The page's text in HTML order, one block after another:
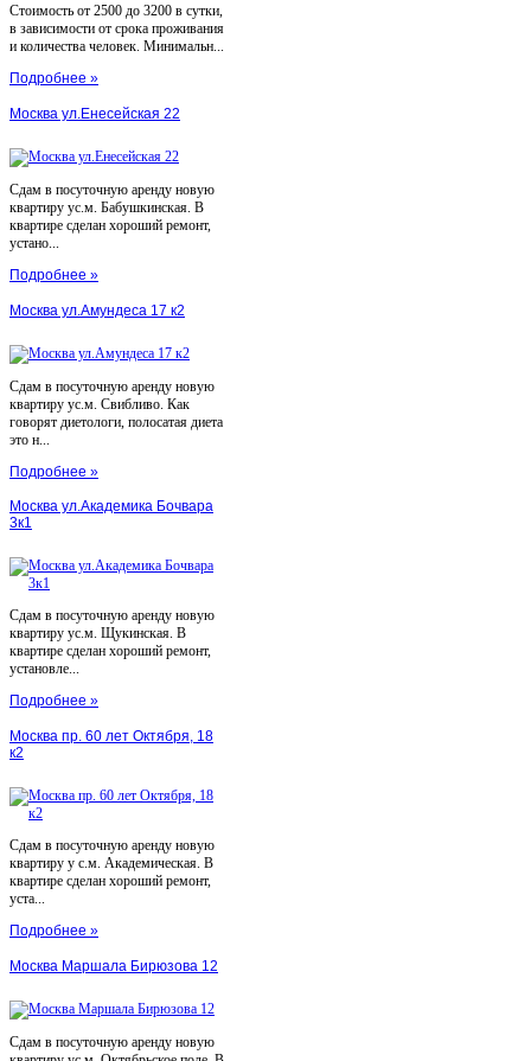
Стоимость от 2500 до 3200 в сутки,
в зависимости от срока проживания
и количества человек. Минимальн...
Подробнее »
Москва ул.Енесейская 22
Сдам в посуточную аренду новую
квартиру ус.м. Бабушкинская. В
квартире сделан хороший ремонт,
устано...
Подробнее »
Москва ул.Амундеса 17 к2
Сдам в посуточную аренду новую
квартиру ус.м. Свибливо. Как
говорят диетологи, полосатая диета
это н...
Подробнее »
Москва ул.Академика Бочвара
3к1
Сдам в посуточную аренду новую
квартиру ус.м. Щукинская. В
квартире сделан хороший ремонт,
установле...
Подробнее »
Москва пр. 60 лет Октября, 18
к2
Сдам в посуточную аренду новую
квартиру у с.м. Академическая. В
квартире сделан хороший ремонт,
уста...
Подробнее »
Москва Маршала Бирюзова 12
Сдам в посуточную аренду новую